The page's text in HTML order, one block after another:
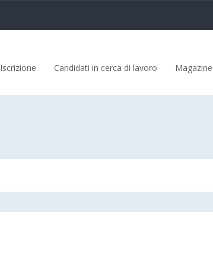
Iscrizione Candidati in cerca di lavoro Magazine